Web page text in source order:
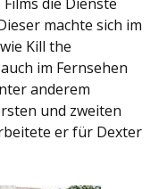
machte sich im
Kill the
im Fernsehen
anderem
und zweiten
er für Dexter